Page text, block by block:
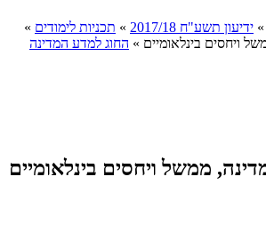
» ידיעון תשע"ח 2017/18 » תכניות לימודים »
ויחסים בינלאומיים » החוג למדע המדינה
ממשל ויחסים בינלאומיים